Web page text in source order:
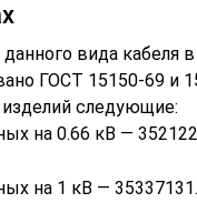
вида кабеля
ГОСТ 15150-69 и
следующие:
на 0.66 кВ —
на 1 кВ — 35337131.